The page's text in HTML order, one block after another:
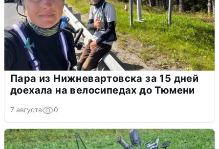
Пара из Нижневартовска за 15 дней
доехала на велосипедах до Тюмени
7 августа 0